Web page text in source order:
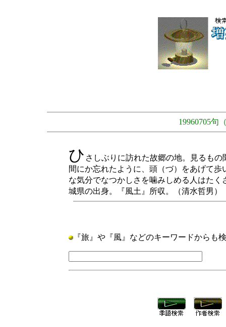
19960705句
ひ さしぶりに訪れた故郷の地。見るも
間にか忘れたように、頭（づ）をあげて
な気分でなつかしさを噛みしめる人はた
城県の出身。『風土』所収。（清水哲男）
『旅』や『風』などのキーワードからも